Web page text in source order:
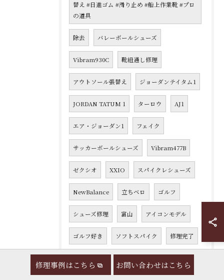
替え #日進ゴム #滑り止め #船上作業靴 #プロ
の道具
除去 バレーボールシューズ
Vibram930C 靴紐通し修理
アウトソール張替え ジョーダンテイタム1
JORDAN TATUM 1 ターロウ AJ1
エア・ジョーダン1 フェイク
サッカーボールシューズ Vibram477B
ゼクシオ XXIO スパイクレシューズ
NewBalance 立ちベロ ゴルフ
シューズ修理 富山 アイコンモデル
ゴルフ好き ソフトスパイク 修理完了
修理事例はこちら お問い合わせはこちら